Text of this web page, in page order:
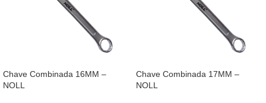
Chave Combinada 16MM –
NOLL
Chave Combinada 17MM –
NOLL